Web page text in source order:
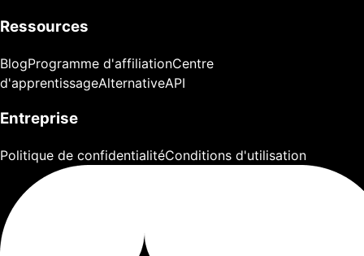
Ressources
BlogProgramme d'affiliationCentre
d'apprentissageAlternativeAPI
Entreprise
Politique de confidentialitéConditions d'utilisation